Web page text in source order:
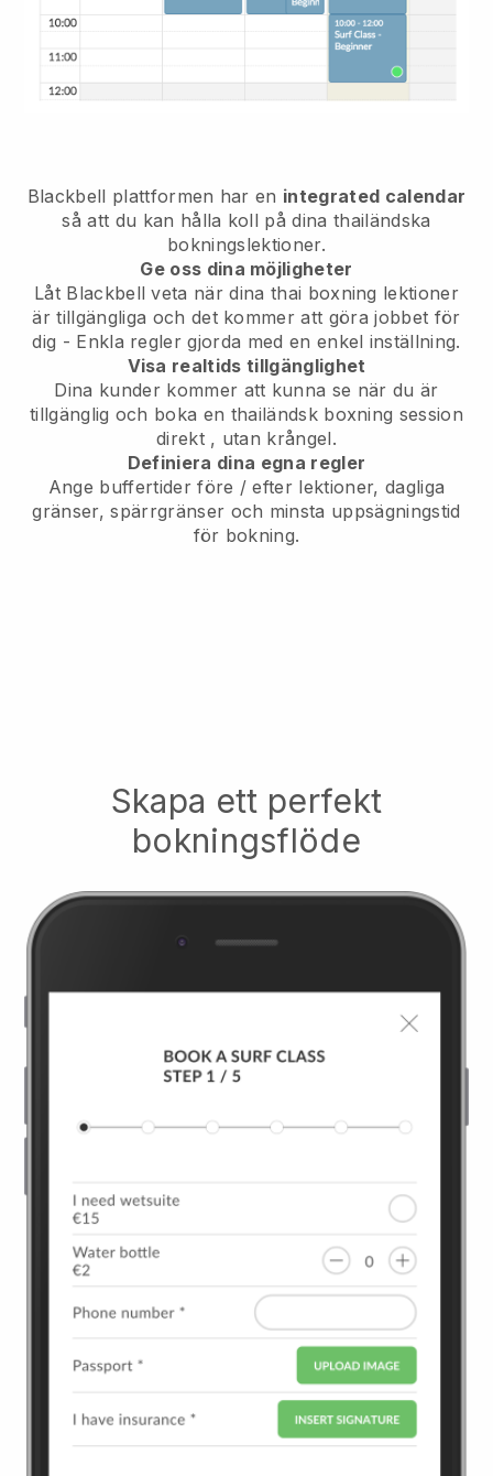
Blackbell plattformen har en integrated calendar
så att du kan hålla koll på dina thailändska
bokningslektioner.
Ge oss dina möjligheter
Låt Blackbell veta när dina thai boxning lektioner
är tillgängliga och det kommer att göra jobbet för
dig - Enkla regler gjorda med en enkel inställning.
Visa realtids tillgänglighet
Dina kunder kommer att kunna se när du är
tillgänglig och boka en thailändsk boxning session
direkt, utan krångel.
Definiera dina egna regler
Ange buffertider före / efter lektioner, dagliga
gränser, spärrgränser och minsta uppsägningstid
för bokning.
Skapa ett perfekt
bokningsflöde